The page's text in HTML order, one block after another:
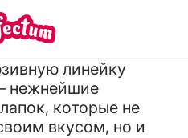
линейка Confectum
Paw Wow
линейку
нежнейшие
которые не
вкусом, но и